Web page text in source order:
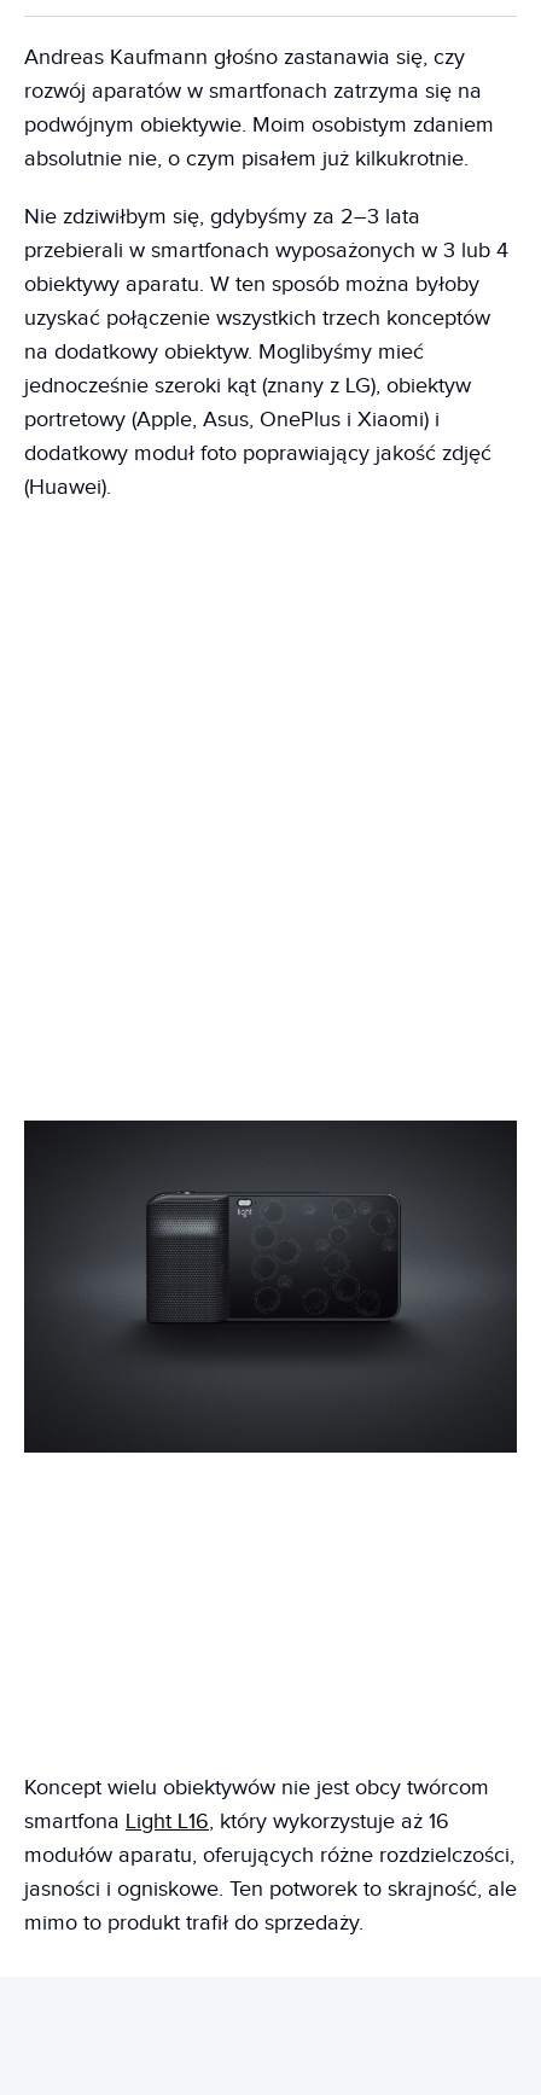
Andreas Kaufmann głośno zastanawia się, czy
rozwój aparatów w smartfonach zatrzyma się na
podwójnym obiektywie. Moim osobistym zdaniem
absolutnie nie, o czym pisałem już kilkukrotnie.
Nie zdziwiłbym się, gdybyśmy za 2–3 lata
przebierali w smartfonach wyposażonych w 3 lub 4
obiektywy aparatu. W ten sposób można byłoby
uzyskać połączenie wszystkich trzech konceptów
na dodatkowy obiektyw. Moglibyśmy mieć
jednocześnie szeroki kąt (znany z LG), obiektyw
portretowy (Apple, Asus, OnePlus i Xiaomi) i
dodatkowy moduł foto poprawiający jakość zdjęć
(Huawei).
Koncept wielu obiektywów nie jest obcy twórcom
smartfona Light L16, który wykorzystuje aż 16
modułów aparatu, oferujących różne rozdzielczości,
jasności i ogniskowe. Ten potworek to skrajność, ale
mimo to produkt trafił do sprzedaży.